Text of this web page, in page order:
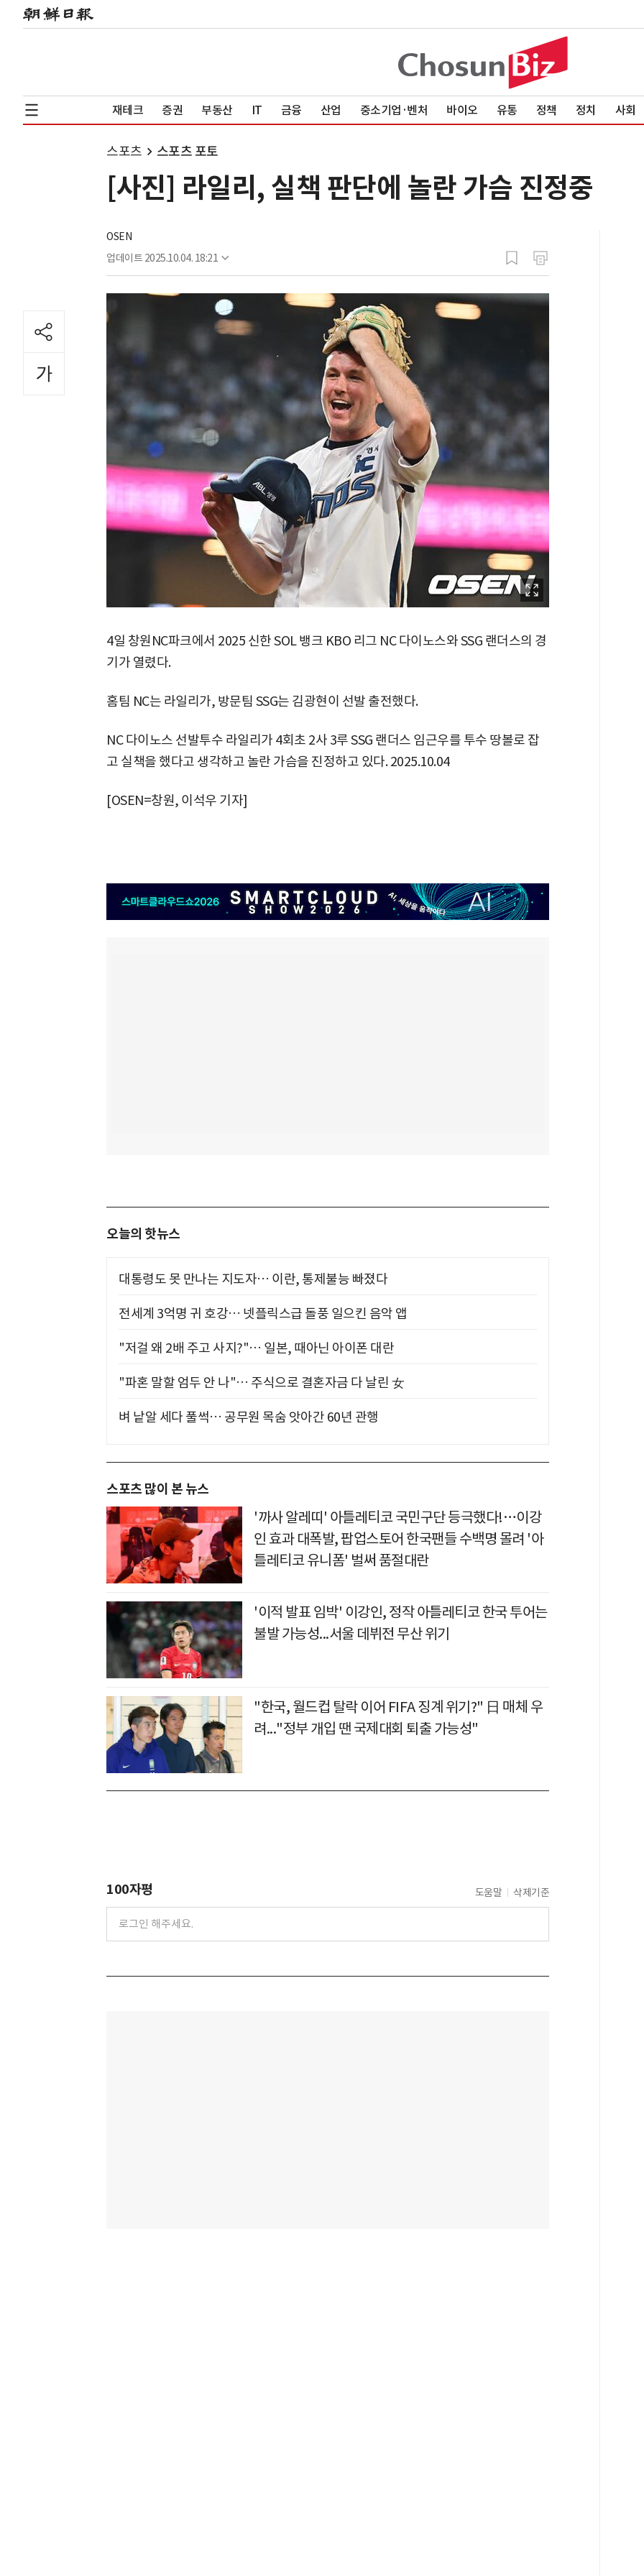
재테크 증권 부동산 IT 금융 산업 중소기업·벤처 바이오 유통 정책 정치 사회
스포츠 스포츠 포토
[사진] 라일리, 실책 판단에 놀란 가슴 진정중
OSEN
업데이트 2025.10.04. 18:21
4일 창원NC파크에서 2025 신한 SOL 뱅크 KBO 리그 NC 다이노스와 SSG 랜더스의 경
기가 열렸다.
홈팀 NC는 라일리가, 방문팀 SSG는 김광현이 선발 출전했다.
NC 다이노스 선발투수 라일리가 4회초 2사 3루 SSG 랜더스 임근우를 투수 땅볼로 잡
고 실책을 했다고 생각하고 놀란 가슴을 진정하고 있다. 2025.10.04
[OSEN=창원, 이석우 기자]
오늘의 핫뉴스
대통령도 못 만나는 지도자… 이란, 통제불능 빠졌다
전세계 3억명 귀 호강… 넷플릭스급 돌풍 일으킨 음악 앱
"저걸 왜 2배 주고 사지?"… 일본, 때아닌 아이폰 대란
"파혼 말할 엄두 안 나"… 주식으로 결혼자금 다 날린 女
벼 낱알 세다 풀썩… 공무원 목숨 앗아간 60년 관행
스포츠 많이 본 뉴스
'까사 알레띠' 아틀레티코 국민구단 등극했다!…이강
인 효과 대폭발, 팝업스토어 한국팬들 수백명 몰려 '아
틀레티코 유니폼' 벌써 품절대란
'이적 발표 임박' 이강인, 정작 아틀레티코 한국 투어는
불발 가능성...서울 데뷔전 무산 위기
"한국, 월드컵 탈락 이어 FIFA 징계 위기?" 日 매체 우
려..."정부 개입 땐 국제대회 퇴출 가능성"
100자평 도움말 삭제기준